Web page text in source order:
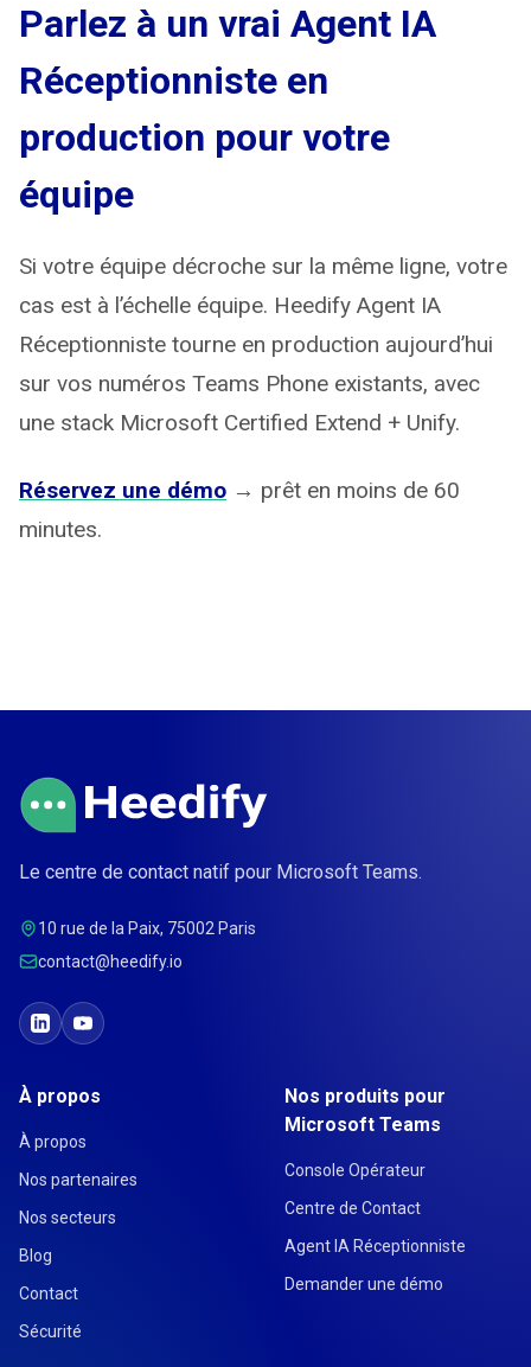
Parlez à un vrai Agent IA
Réceptionniste en
production pour votre
équipe
Si votre équipe décroche sur la même ligne, votre
cas est à l’échelle équipe. Heedify Agent IA
Réceptionniste tourne en production aujourd’hui
sur vos numéros Teams Phone existants, avec
une stack Microsoft Certified Extend + Unify.
Réservez une démo → prêt en moins de 60
minutes.
Le centre de contact natif pour Microsoft Teams.
10 rue de la Paix, 75002 Paris
contact@heedify.io
À propos
À propos
Nos partenaires
Nos secteurs
Blog
Contact
Sécurité
Nos produits pour
Microsoft Teams
Console Opérateur
Centre de Contact
Agent IA Réceptionniste
Demander une démo